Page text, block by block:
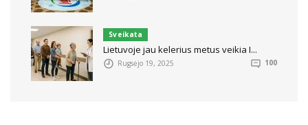
Sveikata
Lietuvoje jau kelerius metus veikia I...
Rugsėjo 19, 2025 100